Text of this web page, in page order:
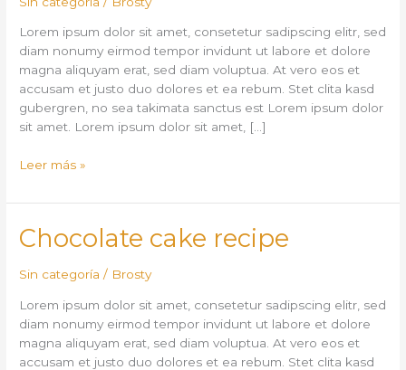
Lorem ipsum dolor sit amet, consetetur sadipscing elitr, sed
diam nonumy eirmod tempor invidunt ut labore et dolore
magna aliquyam erat, sed diam voluptua. At vero eos et
accusam et justo duo dolores et ea rebum. Stet clita kasd
gubergren, no sea takimata sanctus est Lorem ipsum dolor
sit amet. Lorem ipsum dolor sit amet, […]
Leer más »
Chocolate cake recipe
Sin categoría / Brosty
Lorem ipsum dolor sit amet, consetetur sadipscing elitr, sed
diam nonumy eirmod tempor invidunt ut labore et dolore
magna aliquyam erat, sed diam voluptua. At vero eos et
accusam et justo duo dolores et ea rebum. Stet clita kasd
Chocolate
cake
recipe